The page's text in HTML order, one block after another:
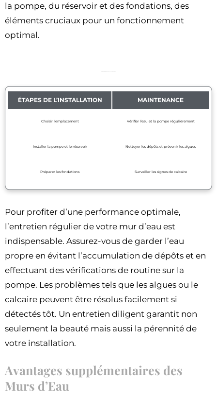
la pompe, du réservoir et des fondations, des
éléments cruciaux pour un fonctionnement
optimal.
ÉTAPES DE L’INSTALLATION MAINTENANCE
Choisir l’emplacement Vérifier l’eau et la pompe régulièrement
Installer la pompe et le réservoir Nettoyer les dépôts et prévenir les algues
Préparer les fondations Surveiller les signes de calcaire
Pour profiter d’une performance optimale,
l’entretien régulier de votre mur d’eau est
indispensable. Assurez-vous de garder l’eau
propre en évitant l’accumulation de dépôts et en
effectuant des vérifications de routine sur la
pompe. Les problèmes tels que les algues ou le
calcaire peuvent être résolus facilement si
détectés tôt. Un entretien diligent garantit non
seulement la beauté mais aussi la pérennité de
votre installation.
Avantages supplémentaires des
Murs d’Eau